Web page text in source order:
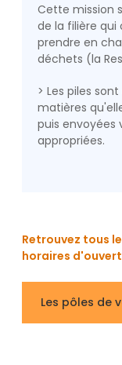
Cette mission
de la filière
prendre en
déchets (la
> Les piles
matières
puis envoyées
appropriées.
Retrouvez tous
horaires
Les pôles de